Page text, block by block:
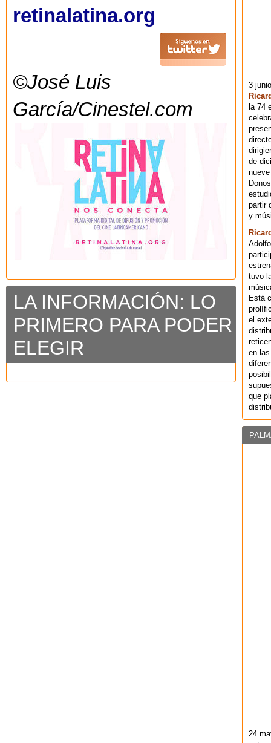
retinalatina.org
©José Luis
García/Cinestel.com
LA INFORMACIÓN: LO
PRIMERO PARA PODER
ELEGIR
3
la 74
de
partir
y
tuvo
Está
el
en
que
24